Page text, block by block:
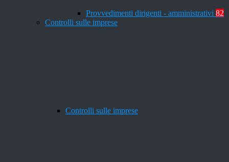
Provvedimenti dirigenti - amministrativi 82
Controlli sulle imprese
Controlli sulle imprese